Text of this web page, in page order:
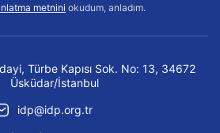
metnini okudum, anladım.
Türbe Kapısı Sok. No: 13, 34672
Üsküdar/İstanbul
idp@idp.org.tr